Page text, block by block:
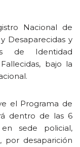
Nacional de
Desaparecidas y
de Identidad
bajo la
el Programa de
dentro de las 6
sede policial,
por desaparición